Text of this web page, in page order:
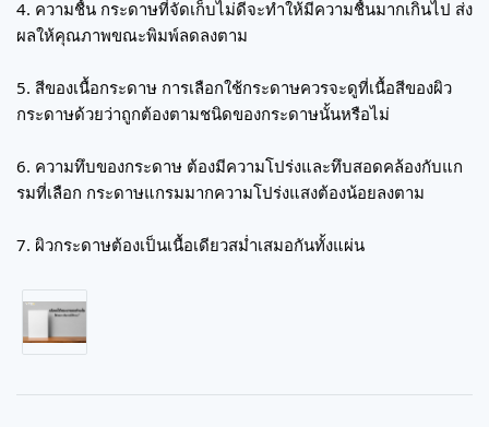
4. ความชื้น กระดาษที่จัดเก็บไม่ดีจะทำให้มีความชื้นมากเกินไป ส่ง
ผลให้คุณภาพขณะพิมพ์ลดลงตาม
5. สีของเนื้อกระดาษ การเลือกใช้กระดาษควรจะดูที่เนื้อสีของผิว
กระดาษด้วยว่าถูกต้องตามชนิดของกระดาษนั้นหรือไม่
6. ความทึบของกระดาษ ต้องมีความโปร่งและทึบสอดคล้องกับแก
รมที่เลือก กระดาษแกรมมากความโปร่งแสงต้องน้อยลงตาม
7. ผิวกระดาษต้องเป็นเนื้อเดียวสม่ำเสมอกันทั้งแผ่น